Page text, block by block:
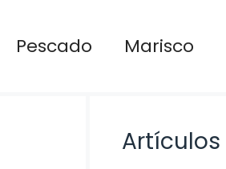
Pescado Marisco
Artículos